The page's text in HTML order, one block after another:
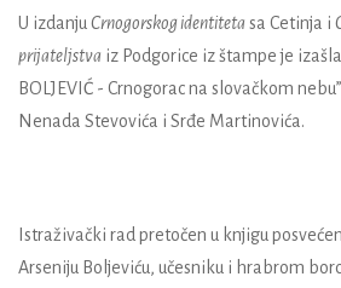
U izdanju Crnogorskog identitetasa Cetinja i
prijateljstva iz Podgorice iz štampe je
BOLJEVIĆ - Crnogorac na slovačkom
Nenada Stevovića i Srđe Martinovića.
Istraživački rad pretočen u knjigu
Arseniju Boljeviću, učesniku i hrabrom